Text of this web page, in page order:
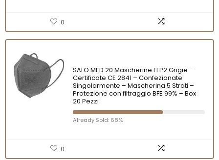
0
SALO MED 20 Mascherine FFP2 Grigie –
Certificate CE 2841 – Confezionate
Singolarmente – Mascherina 5 Strati –
Protezione con filtraggio BFE 99% – Box
20 Pezzi
Already Sold: 68%
0